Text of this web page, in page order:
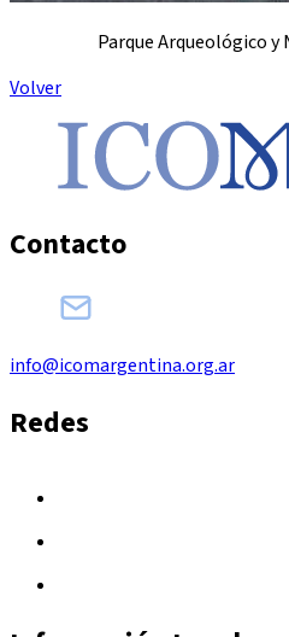
Parque Arqueológico
Volver
Contacto
info@icomargentina.org.ar
Redes